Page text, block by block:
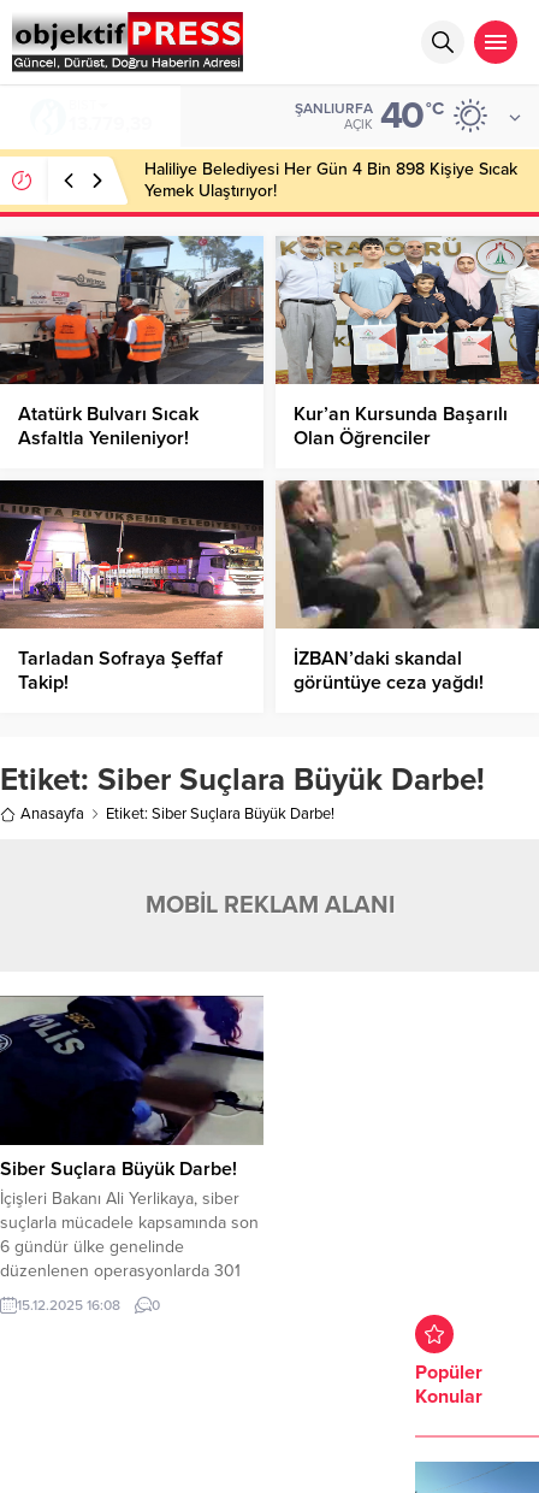
ŞANLIURFA
AÇIK 40°C
Haliliye Belediyesi Her Gün 4 Bin 898 Kişiye Sıcak
Yemek Ulaştırıyor!
Atatürk Bulvarı Sıcak
Asfaltla Yenileniyor!
Kur’an Kursunda Başarılı
Olan Öğrenciler
Tarladan Sofraya Şeffaf
Takip!
İZBAN’daki skandal
görüntüye ceza yağdı!
Etiket: Siber Suçlara Büyük Darbe!
Anasayfa Etiket: Siber Suçlara Büyük Darbe!
MOBİL REKLAM ALANI
Siber Suçlara Büyük Darbe!
İçişleri Bakanı Ali Yerlikaya, siber
suçlarla mücadele kapsamında son
6 gündür ülke genelinde
düzenlenen operasyonlarda 301
şüphelinin yakalandığını açıkladı.
Operasyonlarla çocuk
15.12.2025 16:08 0
Popüler
Konular